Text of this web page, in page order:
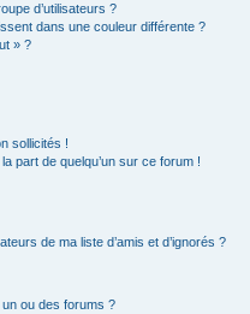
d’utilisateurs ?
dans une couleur différente ?
» ?
sollicités !
part de quelqu’un sur ce forum !
de ma liste d’amis et d’ignorés ?
ou des forums ?